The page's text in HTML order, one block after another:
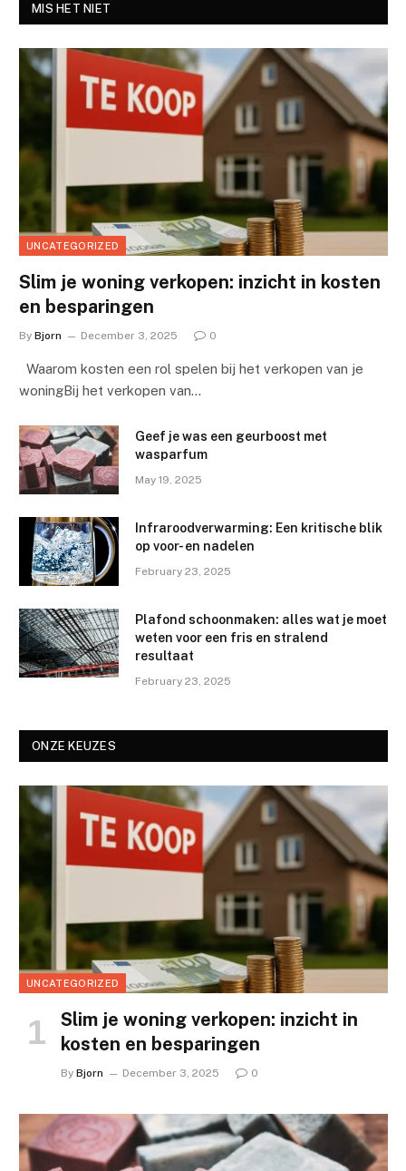
MIS HET NIET
UNCATEGORIZED
Slim je woning verkopen: inzicht in kosten
en besparingen
By Bjorn December 3, 2025 0
Waarom kosten een rol spelen bij het verkopen van je
woningBij het verkopen van…
Geef je was een geurboost met
wasparfum
May 19, 2025
Infraroodverwarming: Een kritische blik
op voor- en nadelen
February 23, 2025
Plafond schoonmaken: alles wat je moet
weten voor een fris en stralend
resultaat
February 23, 2025
ONZE KEUZES
UNCATEGORIZED
Slim je woning verkopen: inzicht in
kosten en besparingen
By Bjorn December 3, 2025 0